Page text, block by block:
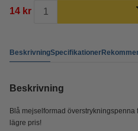
14 kr
BeskrivningSpecifikationer
Beskrivning
Blå mejselformad
lägre pris!